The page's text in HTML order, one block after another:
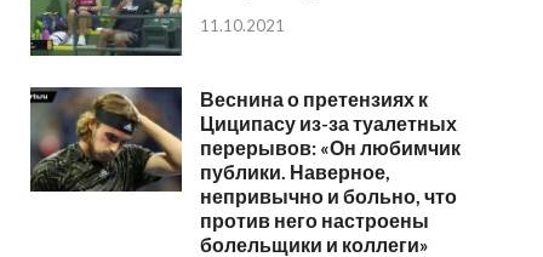
11.10.2021
Веснина о претензиях к
Циципасу из-за туалетных
перерывов: «Он любимчик
публики. Наверное,
непривычно и больно, что
против него настроены
болельщики и коллеги»